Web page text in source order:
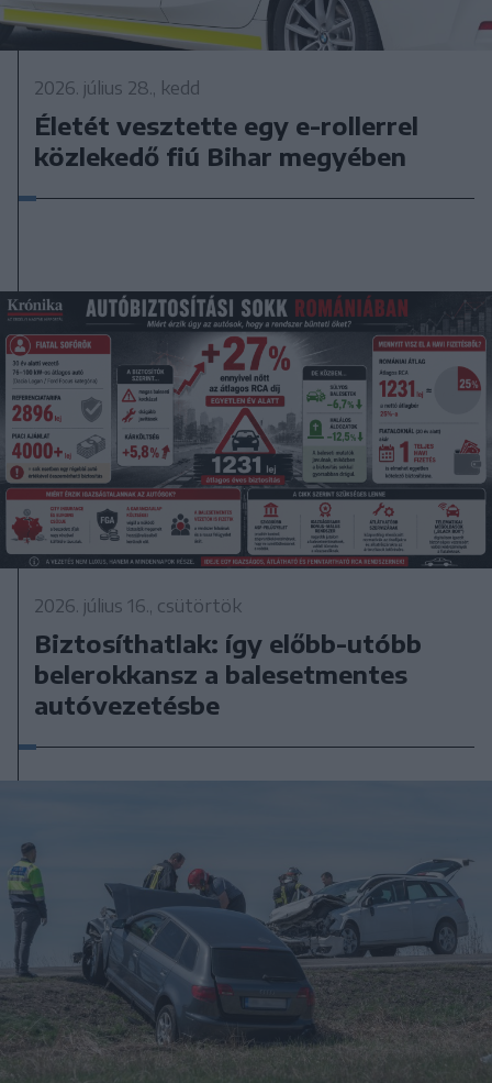
2026. július 28., kedd
Életét vesztette egy e-rollerrel
közlekedő fiú Bihar megyében
2026. július 16., csütörtök
Biztosíthatlak: így előbb-utóbb
belerokkansz a balesetmentes
autóvezetésbe